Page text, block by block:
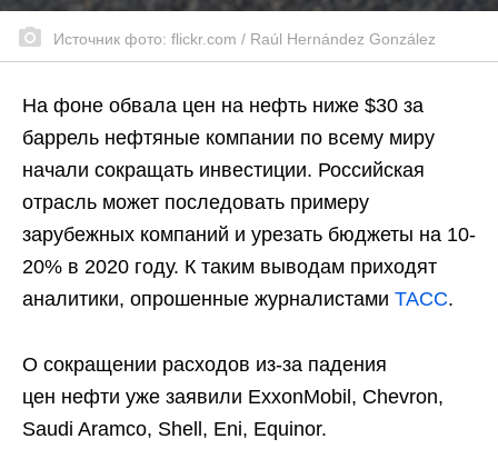
Источник фото: flickr.com / Raúl Hernández González
На фоне обвала цен на нефть ниже $30 за
баррель нефтяные компании по всему миру
начали сокращать инвестиции. Российская
отрасль может последовать примеру
зарубежных компаний и урезать бюджеты на 10-
20% в 2020 году. К таким выводам приходят
аналитики, опрошенные журналистами ТАСС.
О сокращении расходов из-за падения
цен нефти уже заявили ExxonMobil, Chevron,
Saudi Aramco, Shell, Eni, Equinor.